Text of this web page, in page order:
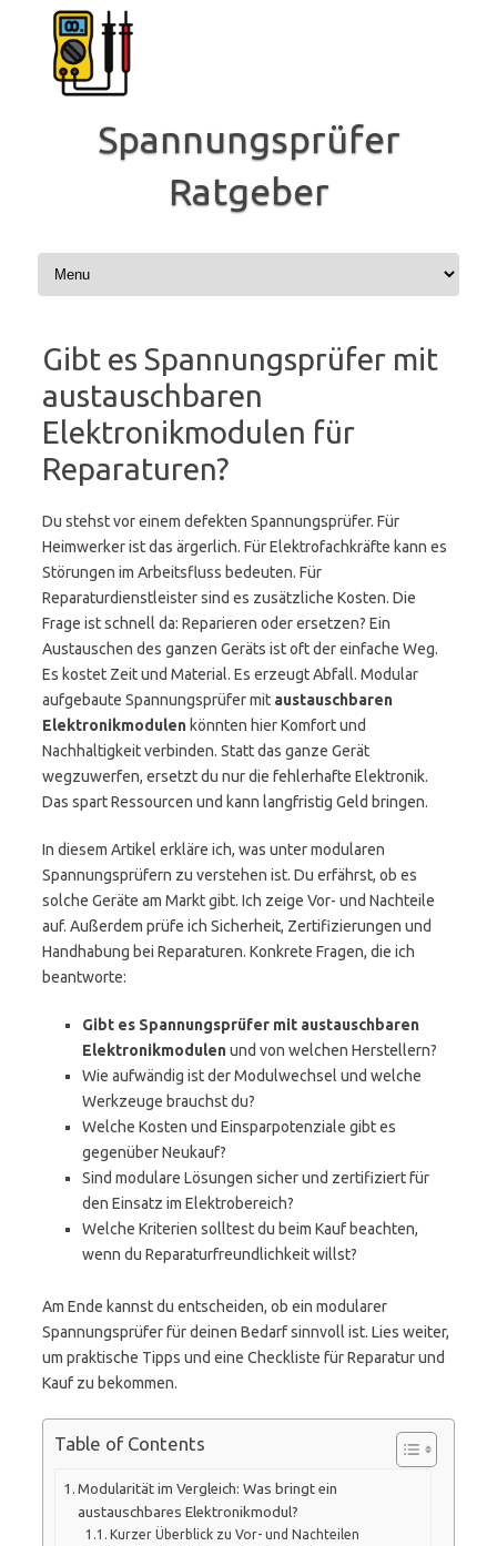
Inhalt
springen
Spannungsprüfer
Ratgeber
Gibt es Spannungsprüfer mit
austauschbaren
Elektronikmodulen für
Reparaturen?
Du stehst vor einem defekten Spannungsprüfer. Für
Heimwerker ist das ärgerlich. Für Elektrofachkräfte kann es
Störungen im Arbeitsfluss bedeuten. Für
Reparaturdienstleister sind es zusätzliche Kosten. Die
Frage ist schnell da: Reparieren oder ersetzen? Ein
Austauschen des ganzen Geräts ist oft der einfache Weg.
Es kostet Zeit und Material. Es erzeugt Abfall. Modular
aufgebaute Spannungsprüfer mit austauschbaren
Elektronikmodulen könnten hier Komfort und
Nachhaltigkeit verbinden. Statt das ganze Gerät
wegzuwerfen, ersetzt du nur die fehlerhafte Elektronik.
Das spart Ressourcen und kann langfristig Geld bringen.
In diesem Artikel erkläre ich, was unter modularen
Spannungsprüfern zu verstehen ist. Du erfährst, ob es
solche Geräte am Markt gibt. Ich zeige Vor- und Nachteile
auf. Außerdem prüfe ich Sicherheit, Zertifizierungen und
Handhabung bei Reparaturen. Konkrete Fragen, die ich
beantworte:
Gibt es Spannungsprüfer mit austauschbaren
Elektronikmodulenund von welchen Herstellern?
Wie aufwändig ist der Modulwechsel und welche
Werkzeuge brauchst du?
Welche Kosten und Einsparpotenziale gibt es
gegenüber Neukauf?
Sind modulare Lösungen sicher und zertifiziert für
den Einsatz im Elektrobereich?
Welche Kriterien solltest du beim Kauf beachten,
wenn du Reparaturfreundlichkeit willst?
Am Ende kannst du entscheiden, ob ein modularer
Spannungsprüfer für deinen Bedarf sinnvoll ist. Lies weiter,
um praktische Tipps und eine Checkliste für Reparatur und
Kauf zu bekommen.
Table of Contents
Modularität im Vergleich: Was bringt ein
austauschbares Elektronikmodul?
Kurzer Überblick zu Vor- und Nachteilen